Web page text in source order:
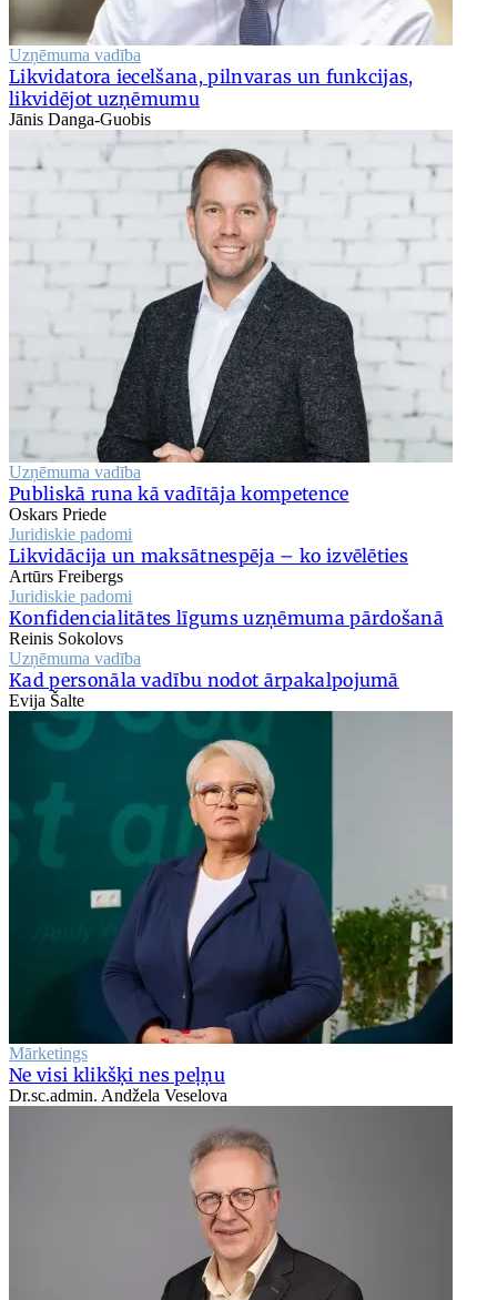
Uzņēmuma vadība
Likvidatora iecelšana, pilnvaras un funkcijas,
likvidējot uzņēmumu
Jānis Danga-Guobis
Uzņēmuma vadība
Publiskā runa kā vadītāja kompetence
Oskars Priede
Juridiskie padomi
Likvidācija un maksātnespēja – ko izvēlēties
Artūrs Freibergs
Juridiskie padomi
Konfidencialitātes līgums uzņēmuma pārdošanā
Reinis Sokolovs
Uzņēmuma vadība
Kad personāla vadību nodot ārpakalpojumā
Evija Šalte
Mārketings
Ne visi klikšķi nes peļņu
Dr.sc.admin. Andžela Veselova